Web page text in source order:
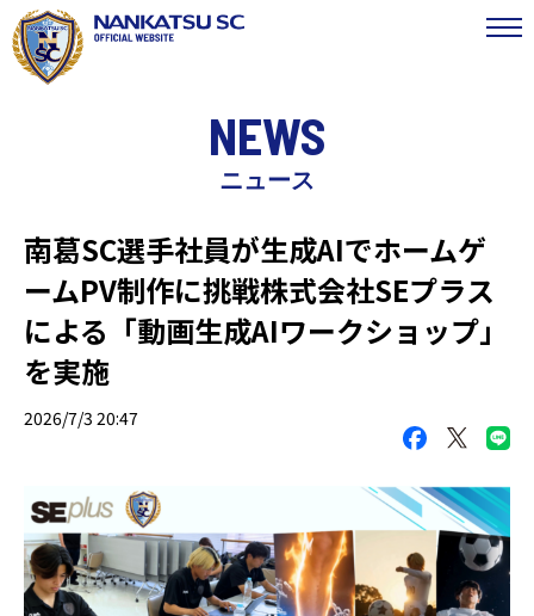
NEWS
ニュース
南葛SC選手社員が生成AIでホームゲ
ームPV制作に挑戦株式会社SEプラス
による「動画生成AIワークショップ」
を実施
2026/7/3 20:47